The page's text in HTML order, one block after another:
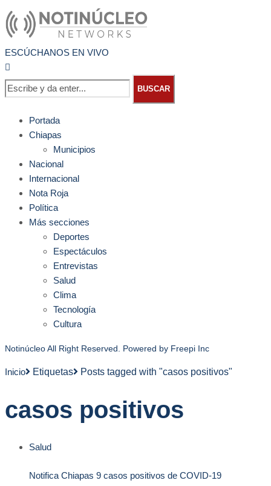
ESCÚCHANOS EN VIVO
BUSCAR
Portada
Chiapas
Municipios
Nacional
Internacional
Nota Roja
Política
Más secciones
Deportes
Espectáculos
Entrevistas
Salud
Clima
Tecnología
Cultura
Notinúcleo All Right Reserved. Powered by Freepi Inc
Inicio Etiquetas Posts tagged with "casos positivos"
casos positivos
Salud
Notifica Chiapas 9 casos positivos de COVID-19